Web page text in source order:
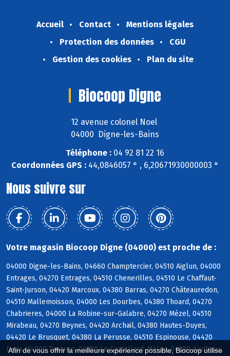
Afin de vous offrir la meilleure expérience possible, Biocoop utilise
Accueil Contact
Mentions légales
Protection des données
CGU
Gestion des cookies
Plan du site
Biocoop Digne
12 avenue colonel Noel
04000 Digne-les-Bains
Téléphone : 04 92 81 22 16
Coordonnées GPS : 44,0846057 ° , 6,20671930000003 °
Nous suivre sur
Votre magasin Biocoop Digne (04000) est proche de :
04000 Digne-les-Bains, 04660 Champtercier, 04510 Aiglun, 04000
Entrages, 04270 Entrages, 04510 Chenerilles, 04510 Le Chaffaut-
Saint-Jurson, 04420 Marcoux, 04380 Barras, 04270 Châteauredon,
04510 Mallemoisson, 04000 Les Dourbes, 04380 Thoard, 04270
Chabrieres, 04000 La Robine-sur-Galabre, 04270 Mézel, 04510
Mirabeau, 04270 Beynes, 04420 Archail, 04380 Hautes-Duyes,
04420 Le Brusquet, 04380 La Perusse, 04510 Espinouse, 04420
Draix, 04000 Tanaron, 04380 Le Castellard-Mélan, 04380 Auribeau,